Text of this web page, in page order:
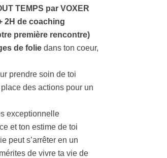
TEMPS par VOXER
2H de coaching
première rencontre)
de folie dans ton coeur,
prendre soin de toi
des actions pour un
exceptionnelle
et ton estime de toi
peut s’arrêter en un
de vivre ta vie de